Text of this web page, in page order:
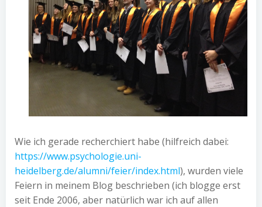
Wie ich gerade recherchiert habe (hilfreich dabei:
https://www.psychologie.uni-
heidelberg.de/alumni/feier/index.html), wurden viele
Feiern in meinem Blog beschrieben (ich blogge erst
seit Ende 2006, aber natürlich war ich auf allen